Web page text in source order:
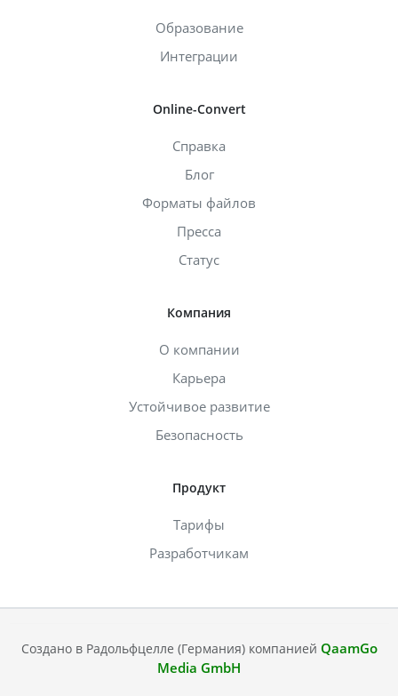
Образование
Интеграции
Online-Convert
Справка
Блог
Форматы файлов
Пресса
Статус
Компания
О компании
Карьера
Устойчивое развитие
Безопасность
Продукт
Тарифы
Разработчикам
Создано в Радольфцелле (Германия) компанией QaamGo
Media GmbH